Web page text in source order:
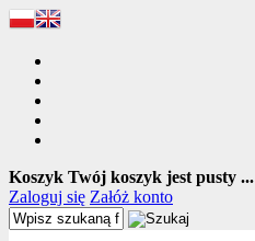
Koszyk Twój koszyk jest pusty ...
Zaloguj się Załóż konto